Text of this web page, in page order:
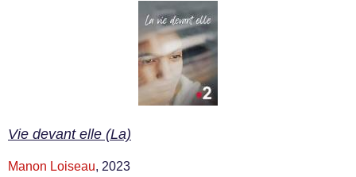
Vie devant elle (La)
Manon Loiseau, 2023